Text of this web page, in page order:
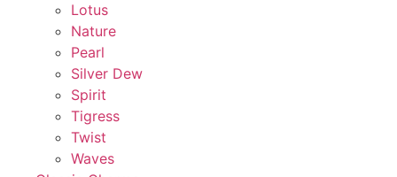
Lotus
Nature
Pearl
Silver Dew
Spirit
Tigress
Twist
Waves